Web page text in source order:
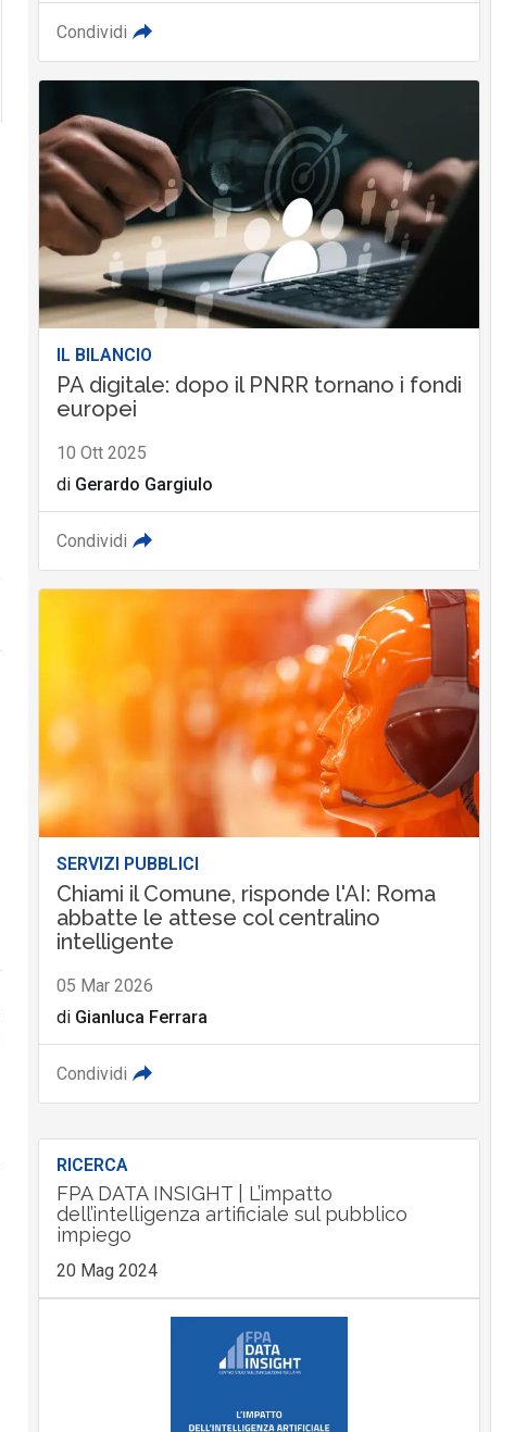
Condividi
IL BILANCIO
PA digitale: dopo il PNRR tornano i fondi
europei
10 Ott 2025
di Gerardo Gargiulo
Condividi
SERVIZI PUBBLICI
Chiami il Comune, risponde l'AI: Roma
abbatte le attese col centralino
intelligente
05 Mar 2026
di Gianluca Ferrara
Condividi
RICERCA
FPA DATA INSIGHT | L’impatto
dell’intelligenza artificiale sul pubblico
impiego
20 Mag 2024